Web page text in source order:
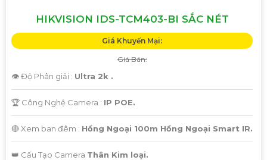
HIKVISION IDS-TCM403-BI SẮC NÉT
Giá Khuyến Mại:
Giá Bán:
👁 Độ Phân giải : Ultra 2k .
🏆 Công Nghệ Camera : IP POE.
🔴 Xem ban đêm : Hồng Ngoại 100m Hồng Ngoại Smart IR.
👑 Cấu Tạo Camera Thân Kim loại.